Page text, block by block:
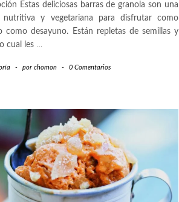
Estas deliciosas barras de granola son una
nutritiva y vegetariana para disfrutar como
como desayuno. Están repletas de semillas y
cual les …
- por chomon - 0 Comentarios